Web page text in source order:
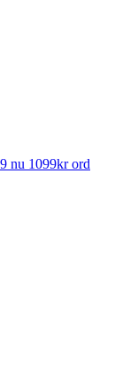
nu 1099kr ord